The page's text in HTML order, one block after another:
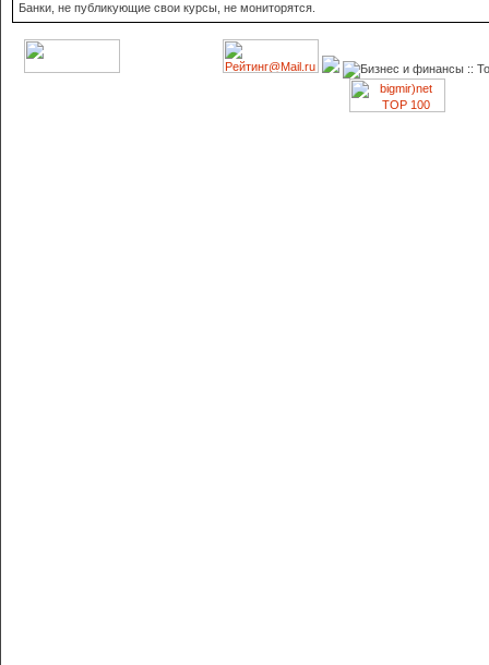
Банки, не публикующие свои курсы, не мониторятся.